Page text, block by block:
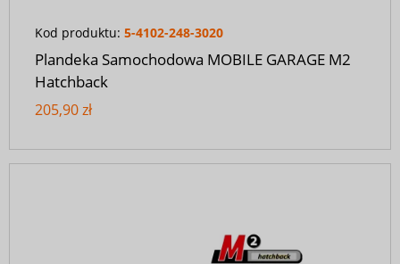
Kod produktu: 5-4102-248-3020
Plandeka Samochodowa MOBILE GARAGE M2
Hatchback
205,90 zł